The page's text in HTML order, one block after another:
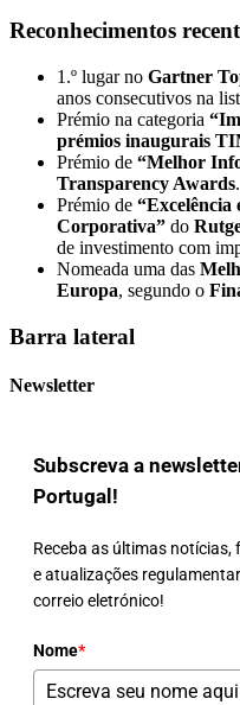
Reconhecimentos
1.º lugar no Gartner
anos consecutivos na
Prémio na categoria
prémios inaugurais
Prémio de “Melhor
Transparency Awards.
Prémio de “Excelência
Corporativa” do
de investimento com
Nomeada uma das
Europa, segundo o
Barra lateral
Newsletter
Subscreva a
Portugal!
Receba as últimas
e atualizações
correio eletrónico!
Nome*